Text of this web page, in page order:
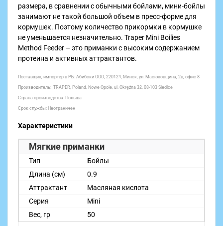
размера, в сравнении с обычными бойлами, мини-бойлы
занимают не такой большой объем в пресс-форме для
кормушек. Поэтому количество прикормки в кормушке
не уменьшается незначительно. Traper Mini Boilies
Method Feeder – это приманки с высоким содержанием
протеина и активных аттрактантов.
Поставщик, импортер в РБ: Абибоки ООО, 220124, Минск, ул. Масюковщина, 2в, офис 8
Производитель: TRAPER, Poland, Nowe Opole, ul. Okrężna 32, 08-103 Siedlce
Страна производства: Польша
Срок службы: Неограничен
Характеристики
Мягкие приманки
Тип
Бойлы
Длина (см)
0.9
Аттрактант
Масляная кислота
Серия
Mini
Вес, гр
50